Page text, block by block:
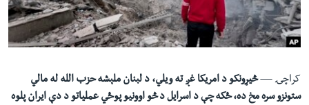
دلته
مخکې
لټون
اداریه
Learning English
FOLLOW US
کراچۍ —څیړونکو د امریکا غږ ته ویلي، د لبنان ملېشه حزب الله له مالي
ستونزو سره مخ ده، ځکه چې د اسرایل د څو اوونيو پوځي عملیاتو د دې ایران پلوه